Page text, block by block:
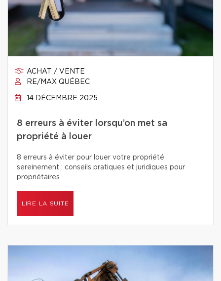
ACHAT / VENTE
RE/MAX QUÉBEC
14 DÉCEMBRE 2025
8 erreurs à éviter lorsqu’on met sa
propriété à louer
8 erreurs à éviter pour louer votre propriété
sereinement : conseils pratiques et juridiques pour
propriétaires
LIRE LA SUITE